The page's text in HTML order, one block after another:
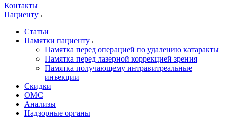
Контакты
Пациенту
Статьи
Памятки пациенту
Памятка перед операцией по удалению катаракты
Памятка перед лазерной коррекцией зрения
Памятка получающему интравитреальные
инъекции
Скидки
ОМС
Анализы
Надзорные органы